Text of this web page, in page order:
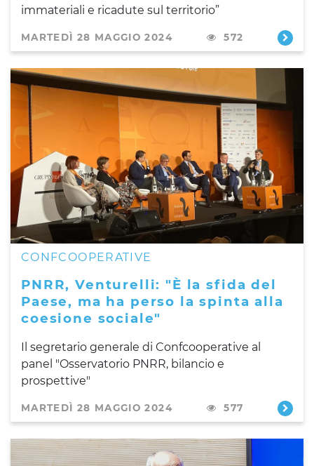
immateriali e ricadute sul territorio”
MARTEDÌ 28 MAGGIO 2024 572
CONFCOOPERATIVE
PNRR, Venturelli: "È la sfida del
Paese, ma ha perso la spinta alla
coesione sociale"
Il segretario generale di Confcooperative al
panel "Osservatorio PNRR, bilancio e
prospettive"
MARTEDÌ 28 MAGGIO 2024 577